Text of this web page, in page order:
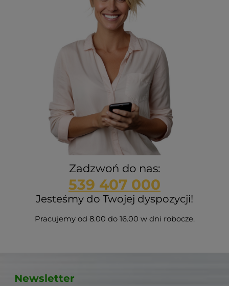
Zadzwoń do nas:
539 407 000
Jesteśmy do Twojej dyspozycji!
Pracujemy od 8.00 do 16.00 w dni robocze.
Newsletter